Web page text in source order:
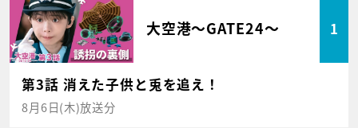
大空港～GATE24～ 1
第3話 消えた子供と兎を追え！
8月6日(木)放送分